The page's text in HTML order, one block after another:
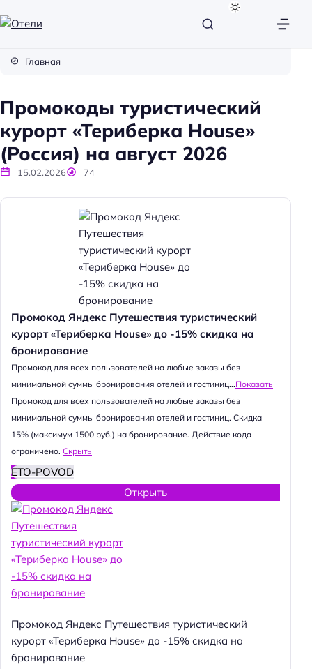
и
Главная
Промокоды туристический
курорт «Териберка House»
(Россия) на август 2026
15.02.2026 74
Промокод Яндекс Путешествия туристический
курорт «Териберка House» до -15% скидка на
бронирование
Промокод для всех пользователей на любые заказы без
минимальной суммы бронирования отелей и гостиниц...Показать
Промокод для всех пользователей на любые заказы без
минимальной суммы бронирования отелей и гостиниц. Скидка
15% (максимум 1500 руб.) на бронирование. Действие кода
ограничено. Скрыть
ETO-POVOD
Открыть
Промокод Яндекс Путешествия туристический
курорт «Териберка House» до -15% скидка на
бронирование